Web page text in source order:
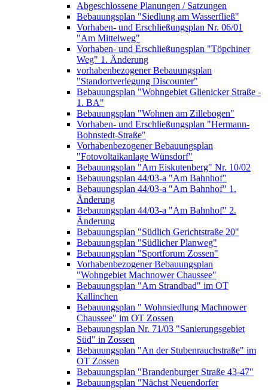
Abgeschlossene Planungen / Satzungen
Bebauungsplan "Siedlung am Wasserfließ"
Vorhaben- und Erschließungsplan Nr. 06/01
"Am Mittelweg"
Vorhaben- und Erschließungsplan "Töpchiner
Weg" 1. Änderung
vorhabenbezogener Bebauungsplan
"Standortverlegung Discounter"
Bebauungsplan "Wohngebiet Glienicker Straße -
1. BA"
Bebauungsplan "Wohnen am Zillebogen"
Vorhaben- und Erschließungsplan "Hermann-
Bohnstedt-Straße"
Vorhabenbezogener Bebauungsplan
"Fotovoltaikanlage Wünsdorf"
Bebauungsplan "Am Eiskutenberg" Nr. 10/02
Bebauungsplan 44/03-a "Am Bahnhof"
Bebauungsplan 44/03-a "Am Bahnhof" 1.
Änderung
Bebauungsplan 44/03-a "Am Bahnhof" 2.
Änderung
Bebauungsplan "Südlich Gerichtstraße 20"
Bebauungsplan "Südlicher Planweg"
Bebauungsplan "Sportforum Zossen"
Vorhabenbezogener Bebauungsplan
"Wohngebiet Machnower Chaussee"
Bebauungsplan "Am Strandbad" im OT
Kallinchen
Bebauungsplan " Wohnsiedlung Machnower
Chaussee" im OT Zossen
Bebauungsplan Nr. 71/03 "Sanierungsgebiet
Süd" in Zossen
Bebauungsplan "An der Stubenrauchstraße" im
OT Zossen
Bebauungsplan "Brandenburger Straße 43-47"
Bebauungsplan "Nächst Neuendorfer